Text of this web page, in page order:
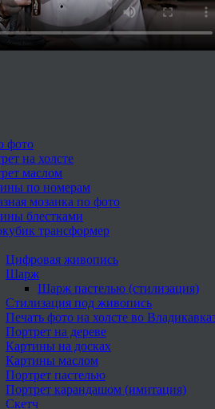
фото
на холсте
маслом
по номерам
мозаика по фото
блестками
трансформер
Цифровая живопись
Шарж
Шарж пастелью (стилизация)
Стилизация под живопись
Печать фото на холсте во
Портрет на дереве
Картины на досках
Картины маслом
Портрет пастелью
Портрет карандашом (имитация)
Скетч